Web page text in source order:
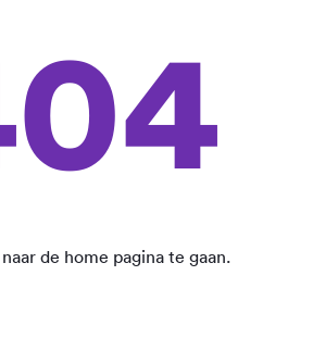
de home pagina te gaan.